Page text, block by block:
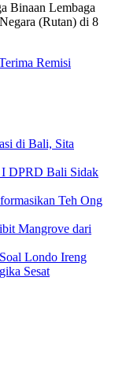
Binaan Lembaga
(Rutan) di 8
Remisi
di Bali, Sita
I DPRD Bali Sidak
Teh Ong
Mangrove dari
Londo Ireng
Sesat